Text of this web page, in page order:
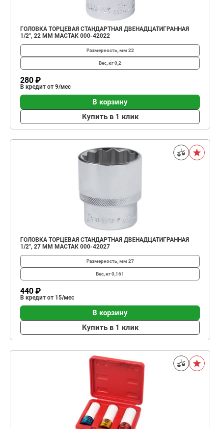
ГОЛОВКА ТОРЦЕВАЯ СТАНДАРТНАЯ ДВЕНАДЦАТИГРАННАЯ
1/2", 22 ММ МАСТАК 000-42022
Размерность, мм 22
Вес, кг0,2
280 ₽
В кредит от 9/мес
В корзину
Купить в 1 клик
ГОЛОВКА ТОРЦЕВАЯ СТАНДАРТНАЯ ДВЕНАДЦАТИГРАННАЯ
1/2", 27 ММ МАСТАК 000-42027
Размерность, мм 27
Вес, кг0,161
440 ₽
В кредит от 15/мес
В корзину
Купить в 1 клик